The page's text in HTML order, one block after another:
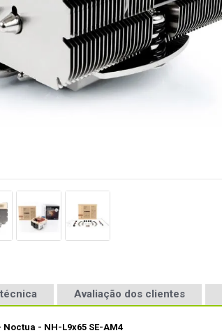
Avaliação dos clientes
- NH-L9x65 SE-AM4